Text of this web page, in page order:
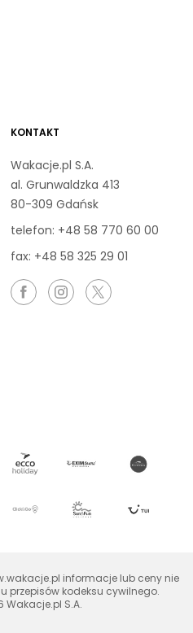
KONTAKT
Wakacje.pl S.A.
al. Grunwaldzka 413
80-309 Gdańsk
telefon: +48 58 770 60 00
fax: +48 58 325 29 01
informacje lub ceny nie
przepisów kodeksu cywilnego.
Wakacje.pl S.A.